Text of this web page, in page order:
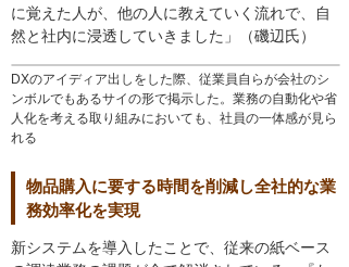
DXのアイディア出しをした際、従業員自らが会社のシ
ンボルでもあるサイの形で掲示した。業務の自動化や省
人化を考える取り組みにおいても、社員の一体感が見ら
れる
に覚えた人が、他の人に教えていく流れで、自
然と社内に浸透していきました」（磯辺氏）
物品購入に要する時間を削減し全社的な業
務効率化を実現
新システムを導入したことで、従来の紙ベース